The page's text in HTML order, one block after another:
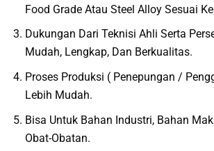
Food Grade Atau Steel Alloy Sesuai
Dukungan Dari Teknisi Ahli Serta
Mudah, Lengkap, Dan Berkualitas.
Proses Produksi ( Penepungan /
Lebih Mudah.
Bisa Untuk Bahan Industri, Bahan
Obat-Obatan.